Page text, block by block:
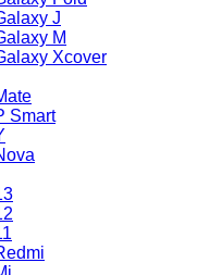
J
M
Xcover
Smart